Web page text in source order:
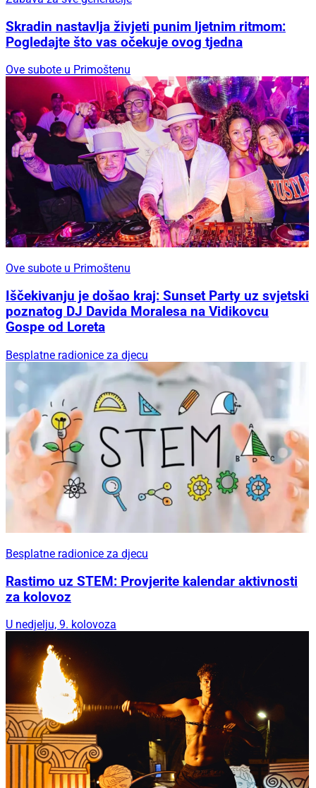
Skradin nastavlja živjeti punim ljetnim ritmom:
Pogledajte što vas očekuje ovog tjedna
Ove subote u Primoštenu
Ove subote u Primoštenu
Iščekivanju je došao kraj: Sunset Party uz svjetski
poznatog DJ Davida Moralesa na Vidikovcu
Gospe od Loreta
Besplatne radionice za djecu
Besplatne radionice za djecu
Rastimo uz STEM: Provjerite kalendar aktivnosti
za kolovoz
U nedjelju, 9. kolovoza